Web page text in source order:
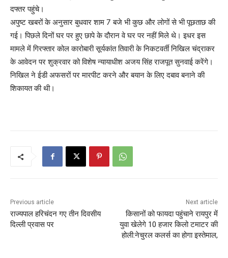
दफ्तर पहुंचे।
अपुष्ट खबरों के अनुसार बुधवार शाम 7 बजे भी कुछ और लोगों से भी पूछताछ की
गई। पिछले दिनों घर पर हुए छापे के दौरान वे घर पर नहीं मिले थे। इधर इस
मामले में गिरफ्तार कोल कारोबारी सूर्यकांत तिवारी के निकटवर्ती निखिल चंद्राकर
के आवेदन पर शुक्रवार को विशेष न्यायाधीश अजय सिंह राजपूत सुनवाई करेंगे।
निखिल ने ईडी अफसरों पर मारपीट करने और बयान के लिए दबाव बनाने की
शिकायत की थी।
Previous article
राज्यपाल हरिचंदन गए तीन दिवसीय
दिल्ली प्रवास पर
Next article
किसानों को फायदा पहुंचाने रायपुर में
युवा खेलेगे 10 हजार किलो टमाटर की
होली:नेचुरल कलर्स का होगा इस्तेमाल,